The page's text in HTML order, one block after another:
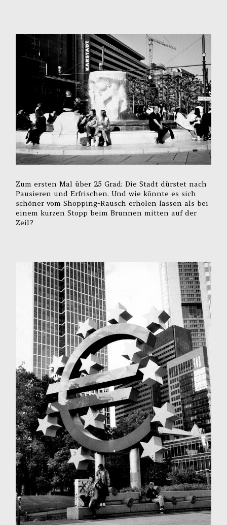
Zum ersten Mal über 25 Grad: Die Stadt dürstet nach
Pausieren und Erfrischen. Und wie könnte es sich
schöner vom Shopping-Rausch erholen lassen als bei
einem kurzen Stopp beim Brunnen mitten auf der
Zeil?